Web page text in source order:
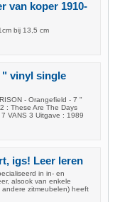
van koper 1910-
bij 13,5 cm
" vinyl single
- Orangefield - 7 "
: These Are The Days
VANS 3 Uitgave : 1989
igs! Leer leren
in in- en
alsook van enkele
zitmeubelen) heeft